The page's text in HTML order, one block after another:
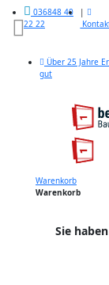
036848 40
22 22
|
Über 25 Jahre
gut
Warenkorb
Warenkorb
Sie